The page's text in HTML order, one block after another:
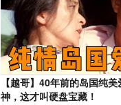
【越哥】40年前的岛国纯
神，这才叫硬盘宝藏！